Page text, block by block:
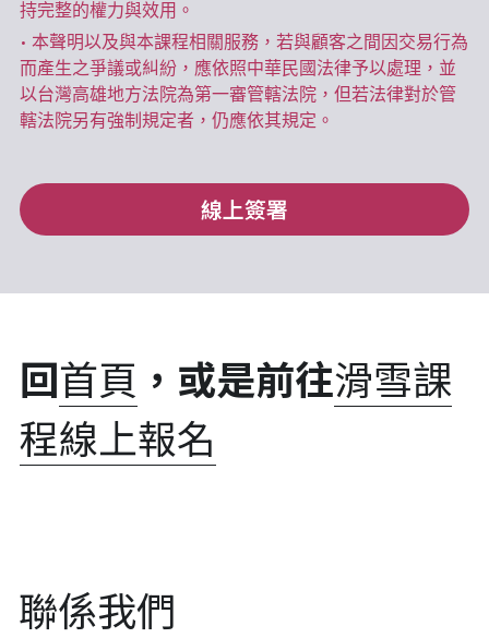
持完整的權力與效用。
• 本聲明以及與本課程相關服務，若與顧客之間因交易行為
而產生之爭議或糾紛，應依照中華民國法律予以處理，並
以台灣高雄地方法院為第一審管轄法院，但若法律對於管
轄法院另有強制規定者，仍應依其規定。
線上簽署
回首頁 ，或是前往滑雪課
程線上報名
聯係我們